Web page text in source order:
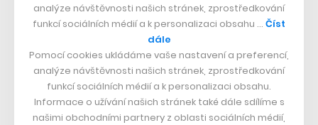
Tento systém propůjčuje vozu autonomii 4. úrovně, v
rámci které se bude e-Palette pohybovat rychlostí až 19
km/h. Jeho maximální dojezd na jedno nabití činí 150
kilometrů, během kterých může operátor vždy převzít
řízení vozu do vlastních rukou.
analýze návštěvnosti našich stránek, zprostředkování
funkcí sociálních médií a k personalizaci obsahu … Číst
dále
Pomocí cookies ukládáme vaše nastavení a preferencí,
analýze návštěvnosti našich stránek, zprostředkování
funkcí sociálních médií a k personalizaci obsahu.
Informace o užívání našich stránek také dále sdílíme s
našimi obchodními partnery z oblasti sociálních médií,